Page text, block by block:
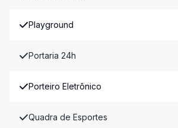
Playground
Portaria 24h
Porteiro Eletrônico
Quadra de Esportes